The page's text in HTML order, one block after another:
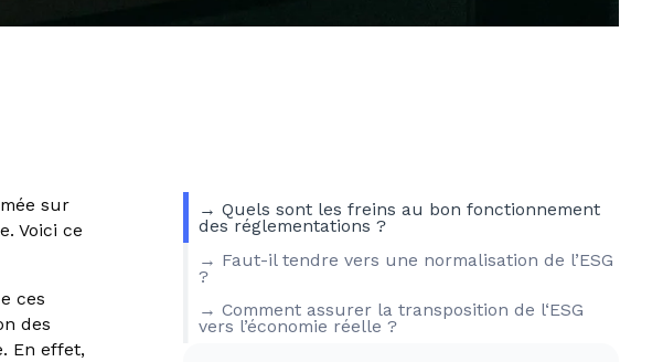
sur
Voici ce
ces
des
En effet,
→ Quels sont les freins au bon fonctionnement
des réglementations ?
→ Faut-il tendre vers une normalisation de l’ESG
?
→ Comment assurer la transposition de l‘ESG
vers l’économie réelle ?